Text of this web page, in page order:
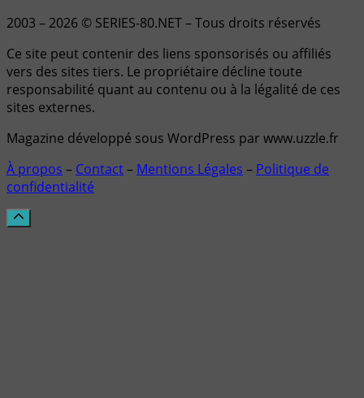
2003 – 2026 © SERIES-80.NET – Tous droits réservés
Ce site peut contenir des liens sponsorisés ou affiliés
vers des sites tiers. Le propriétaire décline toute
responsabilité quant au contenu ou à la légalité de ces
sites externes.
Magazine développé sous WordPress par www.uzzle.fr
À propos – Contact– Mentions Légales – Politique de
confidentialité